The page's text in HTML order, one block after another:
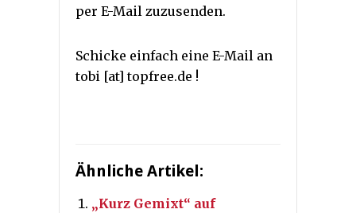
per E-Mail zuzusenden.
Schicke einfach eine E-Mail an
tobi [at] topfree.de !
Ähnliche Artikel:
„Kurz Gemixt“ auf